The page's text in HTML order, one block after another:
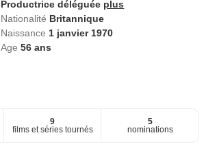
Productrice déléguée plus
Nationalité Britannique
Naissance 1 janvier 1970
Age56 ans
9
films et séries tournés
5
nominations